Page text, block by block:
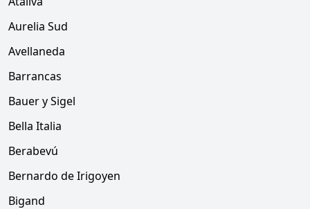
Aurelia Sud
Avellaneda
Barrancas
Bauer y Sigel
Bella Italia
Berabevú
Bernardo de Irigoyen
Bigand